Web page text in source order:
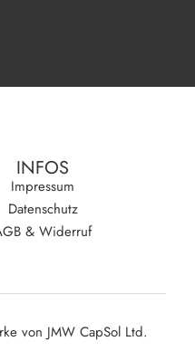
INFOS
Impressum
Datenschutz
& Widerruf
von JMW CapSol Ltd.